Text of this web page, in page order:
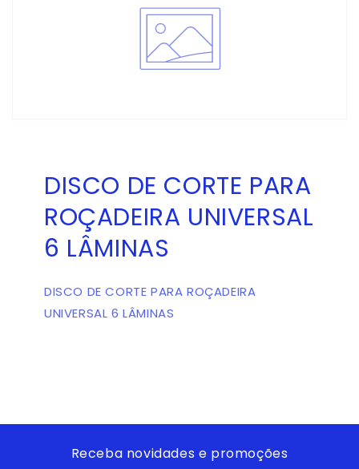
DISCO DE CORTE PARA
ROÇADEIRA UNIVERSAL
6 LÂMINAS
DISCO DE CORTE PARA ROÇADEIRA
UNIVERSAL 6 LÂMINAS
Receba novidades e promoções